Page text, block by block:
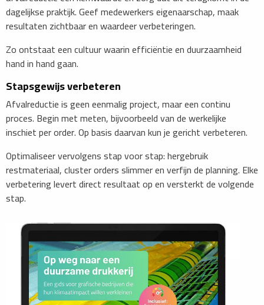
dagelijkse praktijk. Geef medewerkers eigenaarschap, maak
resultaten zichtbaar en waardeer verbeteringen.
Zo ontstaat een cultuur waarin efficiëntie en duurzaamheid
hand in hand gaan.
Stapsgewijs verbeteren
Afvalreductie is geen eenmalig project, maar een continu
proces. Begin met meten, bijvoorbeeld van de werkelijke
inschiet per order. Op basis daarvan kun je gericht verbeteren.
Optimaliseer vervolgens stap voor stap: hergebruik
restmateriaal, cluster orders slimmer en verfijn de planning. Elke
verbetering levert direct resultaat op en versterkt de volgende
stap.